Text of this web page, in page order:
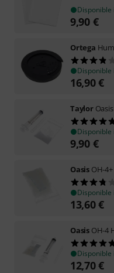
9,90 €
Ortega
16,90€
Taylor
9,90 €
Oasis OH-
13,60€
Oasis OH-4
12,70€